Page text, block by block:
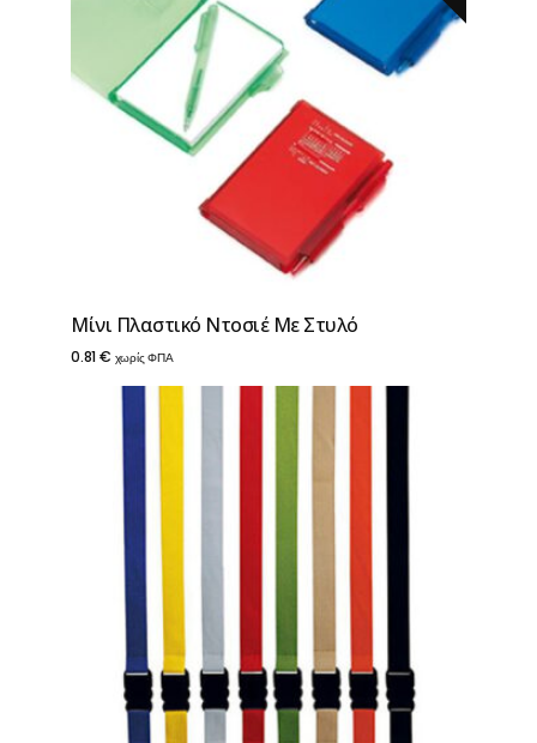
Μίνι Πλαστικό Ντοσιέ Με Στυλό
0.81€ χωρίς ΦΠΑ